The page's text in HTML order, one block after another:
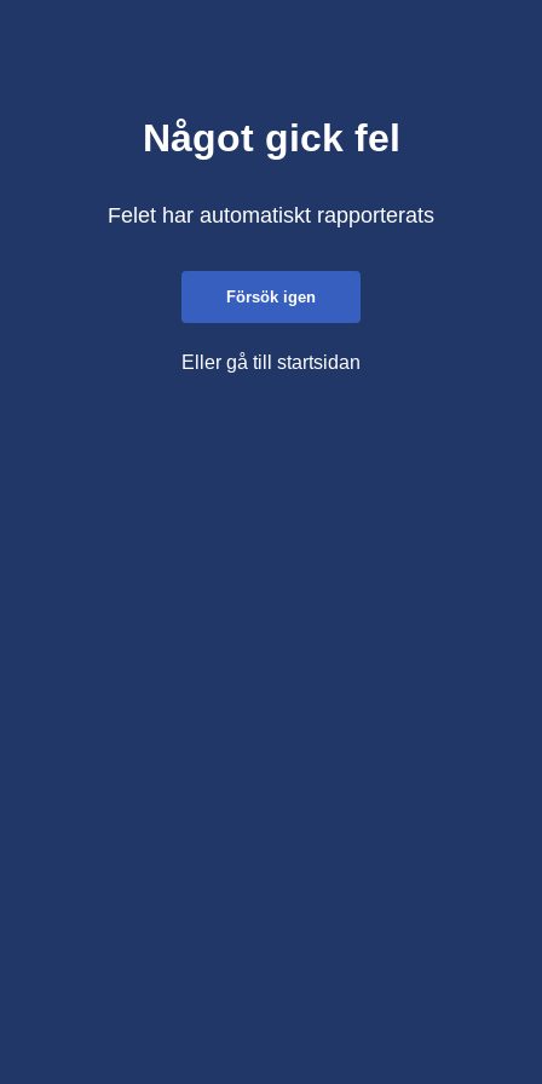
Något gick fel
Felet har automatiskt rapporterats
Försök igen
Eller gå till startsidan